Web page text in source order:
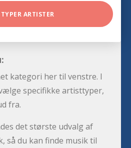
ARTISTER
kategori her til venstre. I
specifikke artisttyper,
fra.
det største udvalg af
så du kan finde musik til